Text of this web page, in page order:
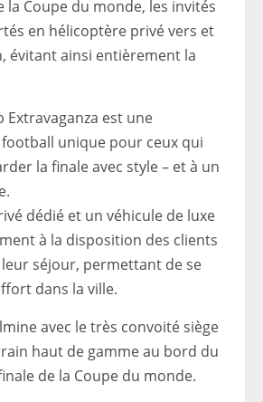
la Coupe du monde, les invités
en hélicoptère privé vers et
évitant ainsi entièrement la
Extravaganza est une
unique pour ceux qui
la finale avec style – et à un
dédié et un véhicule de luxe
à la disposition des clients
séjour, permettant de se
dans la ville.
avec le très convoité siège
haut de gamme au bord du
de la Coupe du monde.